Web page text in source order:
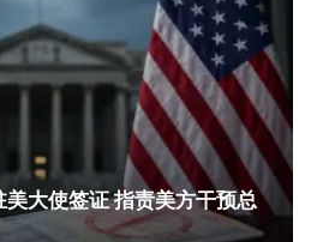
大使签证 指责美方干预总